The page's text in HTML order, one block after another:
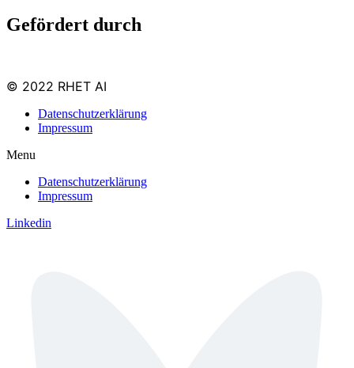
Gefördert durch
© 2022 RHET AI
Datenschutzerklärung
Impressum
Menu
Datenschutzerklärung
Impressum
Linkedin